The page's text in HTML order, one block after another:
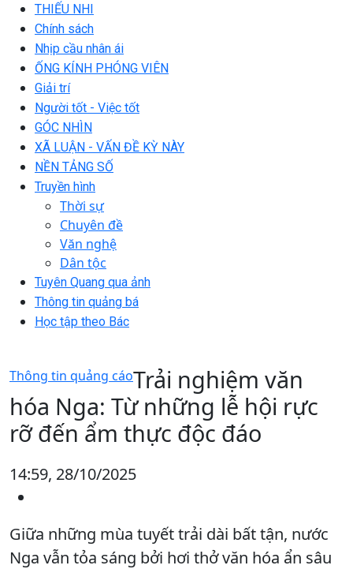
THIẾU NHI
Chính sách
Nhịp cầu nhân ái
ỐNG KÍNH PHÓNG VIÊN
Giải trí
Người tốt - Việc tốt
GÓC NHÌN
XÃ LUẬN - VẤN ĐỀ KỲ NÀY
NỀN TẢNG SỐ
Truyền hình
Thời sự
Chuyên đề
Văn nghệ
Dân tộc
Tuyên Quang qua ảnh
Thông tin quảng bá
Học tập theo Bác
Thông tin quảng cáoTrải nghiệm văn
hóa Nga: Từ những lễ hội rực
rỡ đến ẩm thực độc đáo
14:59, 28/10/2025
Giữa những mùa tuyết trải dài bất tận, nước
Nga vẫn tỏa sáng bởi hơi thở văn hóa ẩn sâu